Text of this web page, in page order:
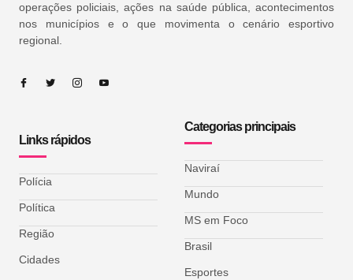
operações policiais, ações na saúde pública, acontecimentos
nos municípios e o que movimenta o cenário esportivo
regional.
Links rápidos
Polícia
Política
Região
Cidades
Categorias principais
Naviraí
Mundo
MS em Foco
Brasil
Esportes